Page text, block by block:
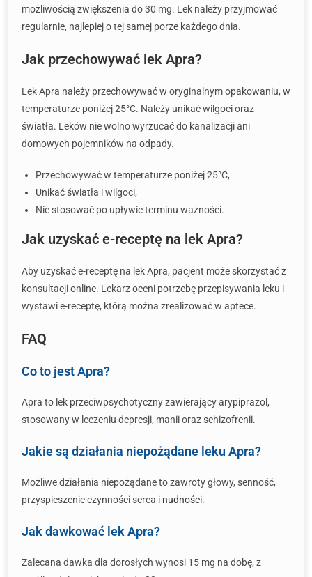
możliwością zwiększenia do 30 mg. Lek należy przyjmować
regularnie, najlepiej o tej samej porze każdego dnia.
Jak przechowywać lek Apra?
Lek Apra należy przechowywać w oryginalnym opakowaniu, w
temperaturze poniżej 25°C. Należy unikać wilgoci oraz
światła. Leków nie wolno wyrzucać do kanalizacji ani
domowych pojemników na odpady.
Przechowywać w temperaturze poniżej 25°C,
Unikać światła i wilgoci,
Nie stosować po upływie terminu ważności.
Jak uzyskać e-receptę na lek Apra?
Aby uzyskać e-receptę na lek Apra, pacjent może skorzystać z
konsultacji online. Lekarz oceni potrzebę przepisywania leku i
wystawi e-receptę, którą można zrealizować w aptece.
FAQ
Co to jest Apra?
Apra to lek przeciwpsychotyczny zawierający arypiprazol,
stosowany w leczeniu depresji, manii oraz schizofrenii.
Jakie są działania niepożądane leku Apra?
Możliwe działania niepożądane to zawroty głowy, senność,
przyspieszenie czynności serca i nudności.
Jak dawkować lek Apra?
Zalecana dawka dla dorosłych wynosi 15 mg na dobę, z